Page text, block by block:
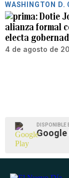
WASHINGTON D.
Dotie
alianza formal
electa
4 de agosto de
DISPONIBLE
Google